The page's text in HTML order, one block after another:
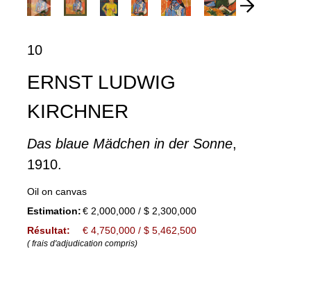
10
ERNST LUDWIG
KIRCHNER
Das blaue Mädchen in der Sonne,
1910.
Oil on canvas
Estimation:€ 2,000,000 / $ 2,300,000
Résultat:
€ 4,750,000 / $ 5,462,500
( frais d'adjudication compris)